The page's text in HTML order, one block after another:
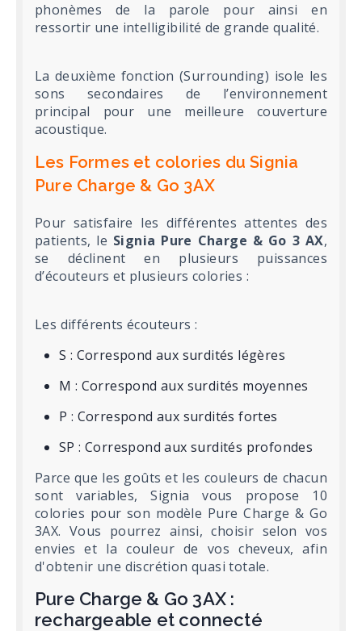
phonèmes de la parole pour ainsi en
ressortir une intelligibilité de grande qualité.
La deuxième fonction (Surrounding) isole les
sons secondaires de l’environnement
principal pour une meilleure couverture
acoustique.
Les Formes et colories du Signia
Pure Charge & Go 3AX
Pour satisfaire les différentes attentes des
patients, le Signia Pure Charge & Go 3 AX,
se déclinent en plusieurs puissances
d’écouteurs et plusieurs colories :
Les différents écouteurs :
S : Correspond aux surdités légères
M : Correspond aux surdités moyennes
P : Correspond aux surdités fortes
SP : Correspond aux surdités profondes
Parce que les goûts et les couleurs de chacun
sont variables, Signia vous propose 10
colories pour son modèle Pure Charge & Go
3AX. Vous pourrez ainsi, choisir selon vos
envies et la couleur de vos cheveux, afin
d'obtenir une discrétion quasi totale.
Pure Charge & Go 3AX :
rechargeable et connecté